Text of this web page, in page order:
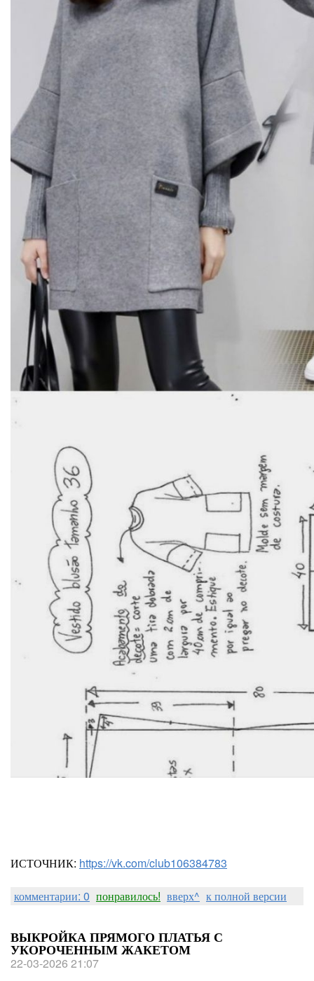
ИСТОЧНИК: https://vk.com/club106384783
комментарии: 0 понравилось! вверх^ к полной версии
ВЫКРОЙКА ПРЯМОГО ПЛАТЬЯ С
УКОРОЧЕННЫМ ЖАКЕТОМ
22-03-2026 21:07